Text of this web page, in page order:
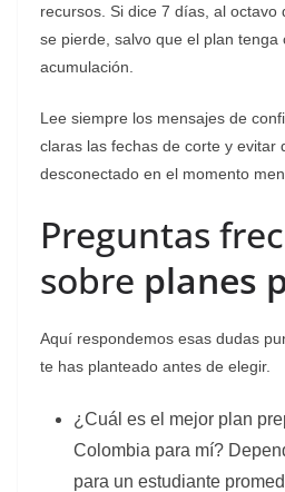
recursos. Si dice 7 días, al octavo
se pierde, salvo que el plan tenga
acumulación.
Lee siempre los mensajes de
claras las fechas de corte y evitar
desconectado en el momento
Preguntas
sobre planes
Aquí respondemos esas dudas
te has planteado antes de elegir.
¿Cuál es el mejor plan
Colombia para mí?
para un estudiante